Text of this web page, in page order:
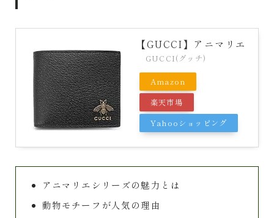
【GUCCI】アニマリエ
GUCCI(グッチ)
Amazon
楽天市場
Yahooショッピング
アニマリエシリーズの魅力とは
動物モチーフが人気の理由